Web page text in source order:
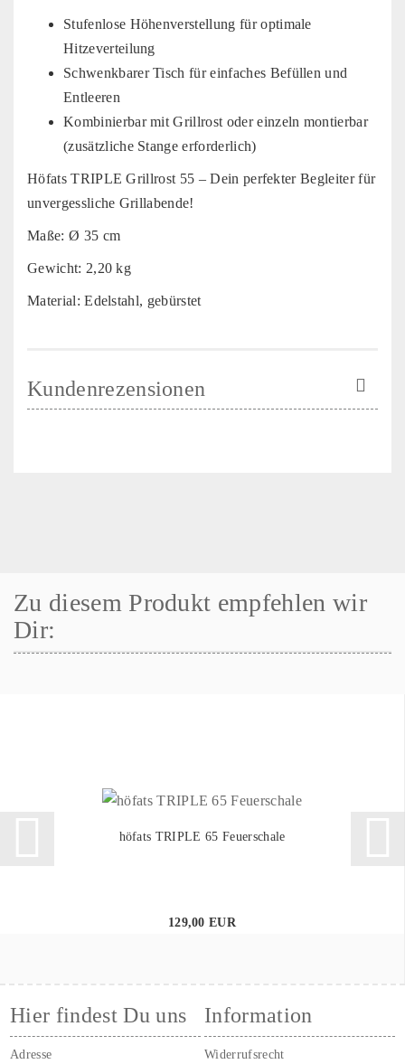
Stufenlose Höhenverstellung für optimale
Hitzeverteilung
Schwenkbarer Tisch für einfaches Befüllen und
Entleeren
Kombinierbar mit Grillrost oder einzeln montierbar
(zusätzliche Stange erforderlich)
Höfats TRIPLE Grillrost 55 – Dein perfekter Begleiter für
unvergessliche Grillabende!
Maße: Ø 35 cm
Gewicht: 2,20 kg
Material: Edelstahl, gebürstet
Kundenrezensionen
Zu diesem Produkt empfehlen wir
Dir:
höfats TRIPLE 65 Feuerschale
129,00 EUR
Hier findest Du uns
Adresse
Information
Widerrufsrecht